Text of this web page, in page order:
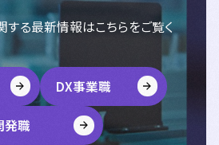
る最新情報はこちらをご覧く
DX事業職
発職